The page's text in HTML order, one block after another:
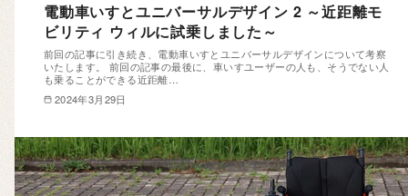
電動車いすとユニバーサルデザイン 2 ～近距離モ
ビリティ ウィルに試乗しました～
前回の記事に引き続き、電動車いすとユニバーサルデザインについて考察
いたします。 前回の記事の最後に、車いすユーザーの人も、そうでない人
も乗ることができる近距離…
2024年3月29日